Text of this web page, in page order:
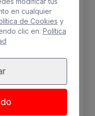
caja fuerte,
un sofá y sillón.
con microondas
y un
plato de ducha.
en cualquier
de Cookies y
clic en: Política